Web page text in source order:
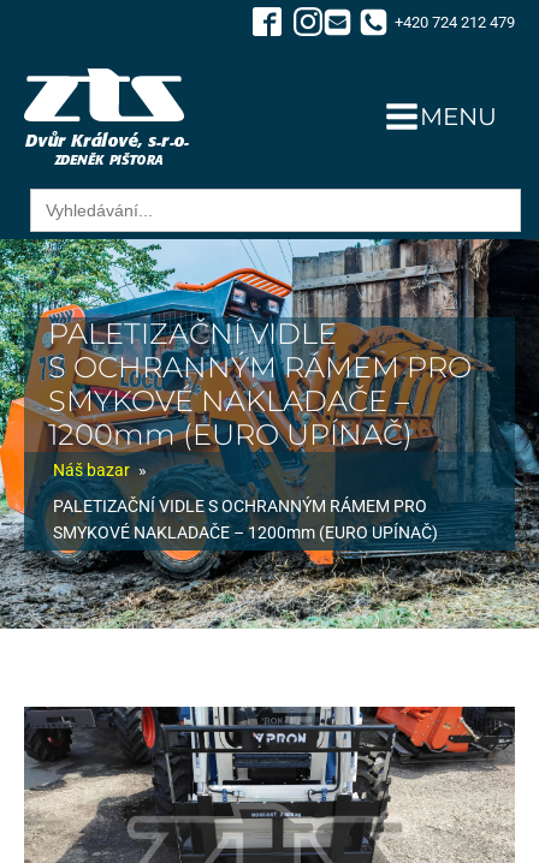
+420 724 212 479
MENU
Search
for:
PALETIZAČNÍ VIDLE
S OCHRANNÝM RÁMEM PRO
SMYKOVÉ NAKLADAČE –
1200mm (EURO UPÍNAČ)
Náš bazar »
PALETIZAČNÍ VIDLE S OCHRANNÝM RÁMEM PRO
SMYKOVÉ NAKLADAČE – 1200mm (EURO UPÍNAČ)